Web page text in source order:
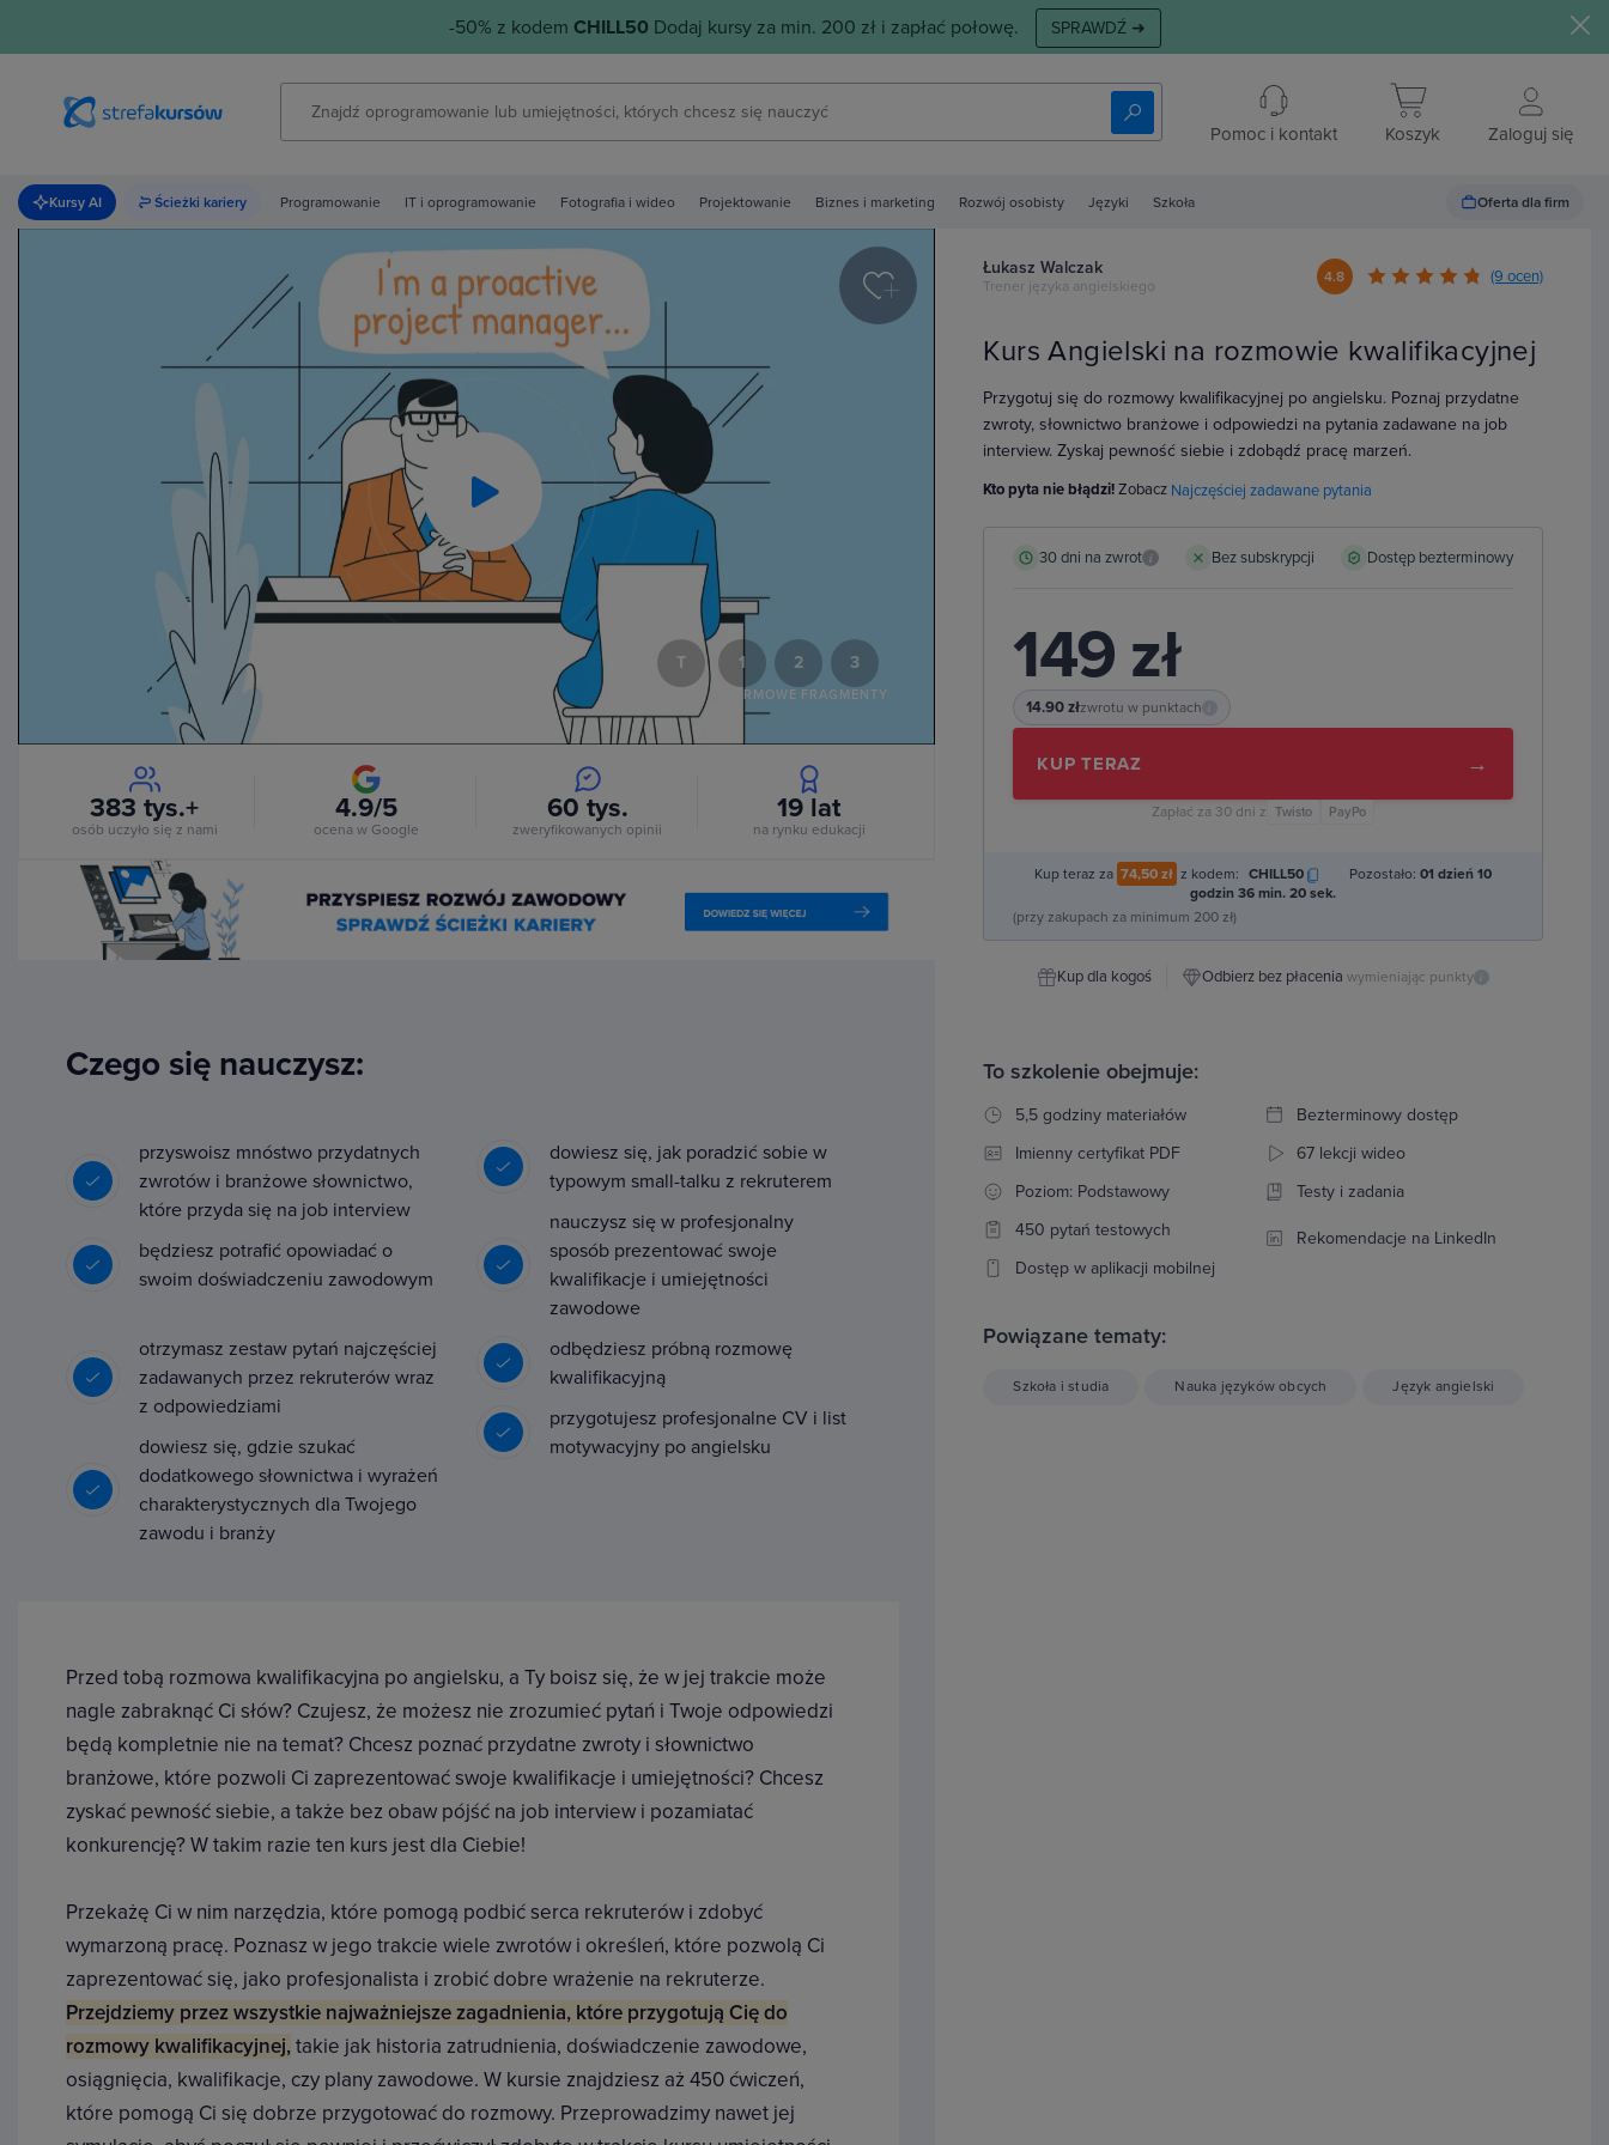
-50% z kodem CHILL50Dodaj kursy za min. 200 zł i zapłać połowę. SPRAWDŹ ➜
Pomoc i kontakt Koszyk Zaloguj się
Kursy AI Ścieżki kariery Programowanie IT i oprogramowanie Fotografia i wideo Projektowanie Biznes i marketing Rozwój osobisty Języki Szkoła Oferta dla firm
Play
Video
T 1 2 3
DARMOWE FRAGMENTY
383 tys.+
osób uczyło się z nami
4.9/5
ocena w Google
60 tys.
zweryfikowanych opinii
19 lat
na rynku edukacji
Czego się nauczysz:
przyswoisz mnóstwo przydatnych
zwrotów i branżowe słownictwo,
które przyda się na job interview
będziesz potrafić opowiadać o
swoim doświadczeniu zawodowym
dowiesz się, jak poradzić sobie w
typowym small-talku z rekruterem
nauczysz się w profesjonalny
sposób prezentować swoje
kwalifikacje i umiejętności
zawodowe
otrzymasz zestaw pytań najczęściej
zadawanych przez rekruterów wraz
z odpowiedziami
dowiesz się, gdzie szukać
dodatkowego słownictwa i wyrażeń
charakterystycznych dla Twojego
zawodu i branży
odbędziesz próbną rozmowę
kwalifikacyjną
przygotujesz profesjonalne CV i list
motywacyjny po angielsku
Przed tobą rozmowa kwalifikacyjna po angielsku, a Ty boisz się, że w jej trakcie może
nagle zabraknąć Ci słów? Czujesz, że możesz nie zrozumieć pytań i Twoje odpowiedzi
będą kompletnie nie na temat? Chcesz poznać przydatne zwroty i słownictwo
branżowe, które pozwoli Ci zaprezentować swoje kwalifikacje i umiejętności? Chcesz
zyskać pewność siebie, a także bez obaw pójść na job interview i pozamiatać
konkurencję? W takim razie ten kurs jest dla Ciebie!
Przekażę Ci w nim narzędzia, które pomogą podbić serca rekruterów i zdobyć
wymarzoną pracę. Poznasz w jego trakcie wiele zwrotów i określeń, które pozwolą Ci
zaprezentować się, jako profesjonalista i zrobić dobre wrażenie na rekruterze.
Przejdziemy przez wszystkie najważniejsze zagadnienia, które przygotują Cię do
rozmowy kwalifikacyjnej,takie jak historia zatrudnienia, doświadczenie zawodowe,
osiągnięcia, kwalifikacje, czy plany zawodowe. W kursie znajdziesz aż 450 ćwiczeń,
które pomogą Ci się dobrze przygotować do rozmowy. Przeprowadzimy nawet jej
Łukasz Walczak
Trener języka angielskiego
4.8 (9 ocen)
Kurs Angielski na rozmowie kwalifikacyjnej
Przygotuj się do rozmowy kwalifikacyjnej po angielsku. Poznaj przydatne
zwroty, słownictwo branżowe i odpowiedzi na pytania zadawane na job
interview. Zyskaj pewność siebie i zdobądź pracę marzeń.
Kto pyta nie błądzi!Zobacz Najczęściej zadawane pytania
30 dni na zwrot i Bez subskrypcji Dostęp bezterminowy
149 zł
14.90 złzwrotu w punktach
KUP TERAZ →
Zapłać za 30 dni z Twisto PayPo
Kup teraz za 74,50 zł z kodem: CHILL50 Pozostało:01 dzień 10
godzin 36 min. 19 sek.
(przy zakupach za minimum 200 zł)
Kup dla kogoś Odbierz bez płacenia wymieniając punkty i
To szkolenie obejmuje:
5,5 godziny materiałów
Bezterminowy dostęp
Imienny certyfikat PDF
67 lekcji wideo
Poziom: Podstawowy
Testy i zadania
450 pytań testowych
Rekomendacje na LinkedIn
Dostęp w aplikacji mobilnej
Powiązane tematy:
Szkoła i studia Nauka języków obcych Język angielski